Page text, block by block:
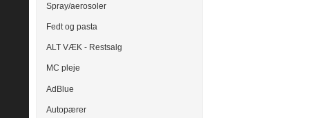
Spray/aerosoler
Fedt og pasta
ALT VÆK - Restsalg
MC pleje
AdBlue
Autopærer